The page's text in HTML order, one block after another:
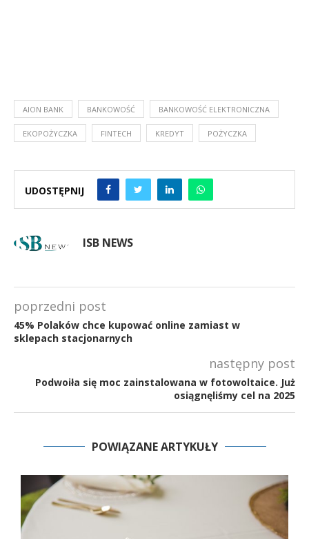
AION BANK BANKOWOŚĆ BANKOWOŚĆ ELEKTRONICZNA
EKOPOŻYCZKA FINTECH KREDYT POŻYCZKA
UDOSTĘPNIJ
ISB NEWS
poprzedni post
45% Polaków chce kupować online zamiast w
sklepach stacjonarnych
następny post
Podwoiła się moc zainstalowana w fotowoltaice. Już
osiągnęliśmy cel na 2025
POWIĄZANE ARTYKUŁY